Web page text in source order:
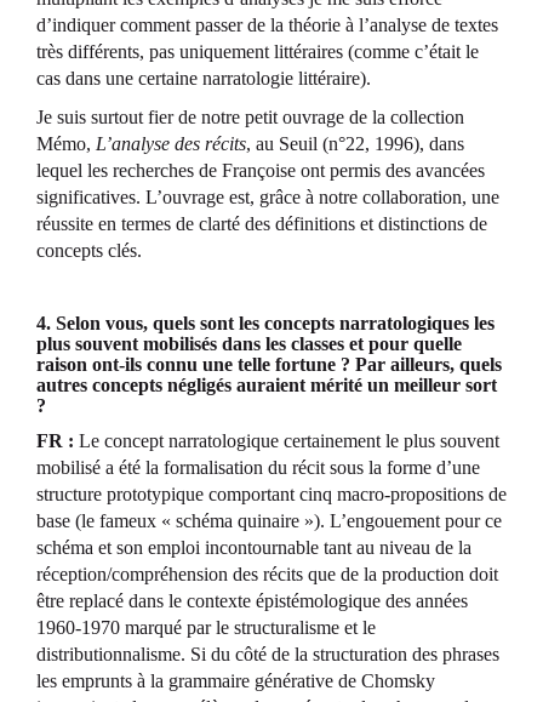
d’indiquer comment passer de la théorie à l’analyse de textes
très différents, pas uniquement littéraires (comme c’était le
cas dans une certaine narratologie littéraire).
Je suis surtout fier de notre petit ouvrage de la collection
Mémo, L’analyse des récits, au Seuil (n°22, 1996), dans
lequel les recherches de Françoise ont permis des avancées
significatives. L’ouvrage est, grâce à notre collaboration, une
réussite en termes de clarté des définitions et distinctions de
concepts clés.
4. Selon vous, quels sont les concepts narratologiques les
plus souvent mobilisés dans les classes et pour quelle
raison ont-ils connu une telle fortune ? Par ailleurs, quels
autres concepts négligés auraient mérité un meilleur sort
?
FR : Le concept narratologique certainement le plus souvent
mobilisé a été la formalisation du récit sous la forme d’une
structure prototypique comportant cinq macro-propositions de
base (le fameux « schéma quinaire »). L’engouement pour ce
schéma et son emploi incontournable tant au niveau de la
réception/compréhension des récits que de la production doit
être replacé dans le contexte épistémologique des années
1960-1970 marqué par le structuralisme et le
distributionnalisme. Si du côté de la structuration des phrases
les emprunts à la grammaire générative de Chomsky